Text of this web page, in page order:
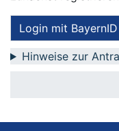
Login mit BayernID
Hinweise zur